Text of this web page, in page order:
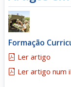
Formação
Ler artigo
Ler artigo num